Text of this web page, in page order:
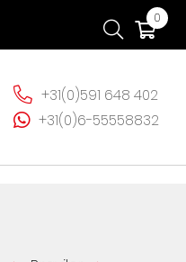
0
+31(0)591 648 402
+31(0)6-55558832